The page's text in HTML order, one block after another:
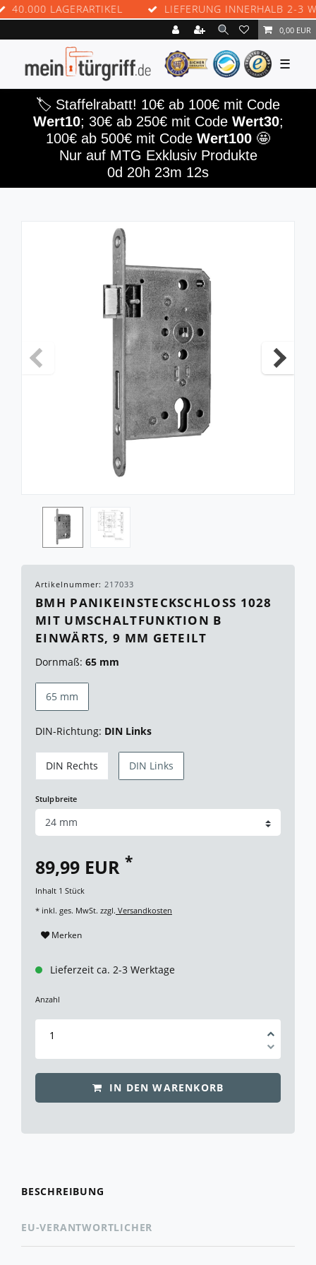
LAGERARTIKEL LIEFERUNG INNERHALB 2-3
0,00 EUR
☰
🏷️ Staffelrabatt! 10€ ab 100€ mit Code
Wert10; 30€ ab 250€ mit Code Wert30;
100€ ab 500€ mit Code Wert100 🤩
Nur auf MTG Exklusiv Produkte
0d 20h 23m 10s
Artikelnummer: 217033
BMH PANIKEINSTECKSCHLOSS 1028
MIT UMSCHALTFUNKTION B
EINWÄRTS, 9 MM GETEILT
Dornmaß: 65 mm
65 mm
DIN-Richtung: DIN Links
DIN Rechts DIN Links
Stulpbreite
89,99 EUR *
Inhalt 1 Stück
* inkl. ges. MwSt. zzgl. Versandkosten
Merken
Lieferzeit ca. 2-3 Werktage
Anzahl
IN DEN WARENKORB
BESCHREIBUNG
EU-VERANTWORTLICHER